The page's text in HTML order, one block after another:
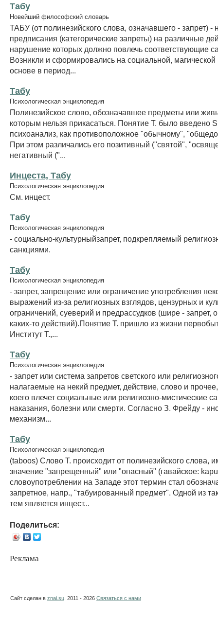
Табу
Новейший философский словарь
ТАБУ (от полинезийского слова, означавшего - запрет) -
предписания (категорические запреты) на различные
нарушение которых должно повлечь соответствующие
Возникли и сформировались на социальной, магической
основе в период...
Табу
Психологическая энциклопедия
Полинезийское слово, обозначавшее предметы или
которым нельзя прикасаться. Понятие Т. было введено
психоанализ, как противоположное "обычному",
При этом различались его позитивный ("святой",
негативный ("...
Инцеста, Табу
Психологическая энциклопедия
См. инцест.
Табу
Психологическая энциклопедия
- социально-культурныйзапрет, подкрепляемый
санкциями.
Табу
Психологическая энциклопедия
- запрет, запрещение или ограничение употребления
выражений из-за религиозных взглядов, цензурных и
ограничений, суеверий и предрассудков (шире - запрет,
каких-то действий).Понятие Т. пришло из жизни
Институт Т.,...
Табу
Психологическая энциклопедия
- запрет или система запретов светского или
налагаемые на некий предмет, действие, слово и
коего влечет социальные или религиозно-мистические
наказания, болезни или смерти. Согласно З. Фрейду -
механизм...
Табу
Психологическая энциклопедия
(taboos) Слово Т. происходит от полинезийского слова,
значение "запрещенный" или "опасный" (гавайское:
словоупотреблении на Западе этот термин стал
запретное, напр., "табуированный предмет". Одной из
тем является инцест...
Поделиться:
Реклама
Сайт сделан в znai.su . 2011 - 2026 Связаться с нами